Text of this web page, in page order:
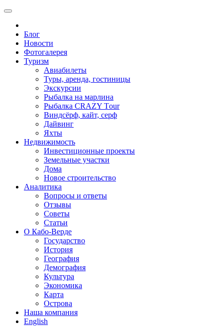
Блог
Новости
Фотогалерея
Туризм
Авиабилеты
Туры, аренда, гостиницы
Экскурсии
Рыбалка на марлина
Рыбалка CRAZY Тour
Виндсёрф, кайт, серф
Дайвинг
Яхты
Недвижимость
Инвестиционные проекты
Земельные участки
Дома
Новое строительство
Аналитика
Вопросы и ответы
Отзывы
Советы
Статьи
О Кабо-Верде
Государство
История
География
Демография
Культура
Экономика
Карта
Острова
Наша компания
English